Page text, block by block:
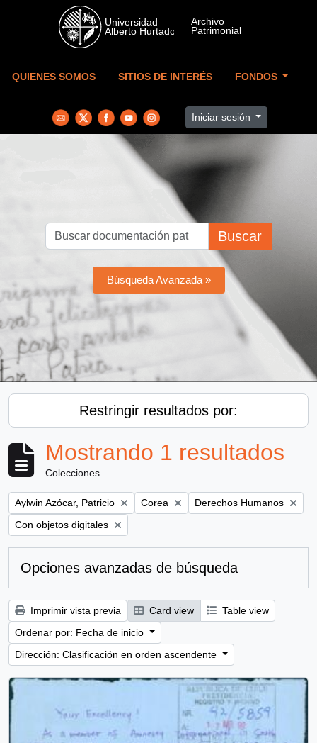
Skip to main content
QUIENES SOMOS SITIOS DE INTERÉS FONDOS
Iniciar sesión
Buscar
Búsqueda Avanzada »
Restringir resultados por:
Mostrando 1 resultados
Colecciones
Remove filter:
Aylwin Azócar, Patricio Remove filter:
Corea Remove filter:
Derechos Humanos
Remove filter:
Con objetos digitales
Opciones avanzadas de búsqueda
Imprimir vista previa Card view
Table view
Ordenar por: Fecha de inicio
Dirección: Clasificación en orden ascendente